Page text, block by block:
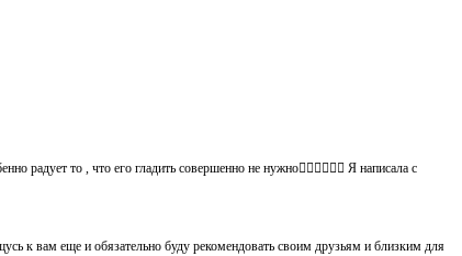
радует то , что его гладить совершенно не нужно👍🏻👍🏻🙈😄 Я написала с
к вам еще и обязательно буду рекомендовать своим друзьям и близким для